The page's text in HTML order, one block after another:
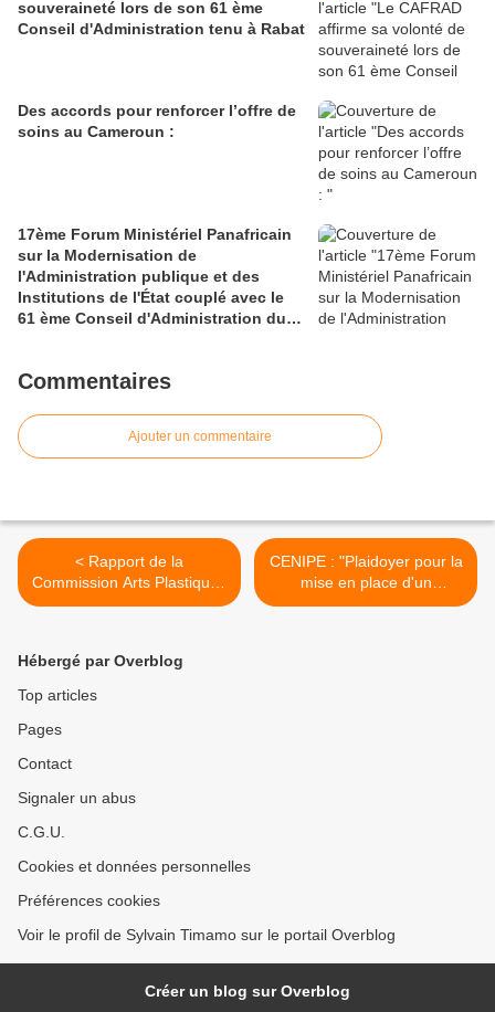
souveraineté lors de son 61 ème
Conseil d'Administration tenu à Rabat
Des accords pour renforcer l’offre de
soins au Cameroun :
17ème Forum Ministériel Panafricain
sur la Modernisation de
l'Administration publique et des
Institutions de l'État couplé avec le
61 ème Conseil d'Administration du
Commentaires
Ajouter un commentaire
< Rapport de la
Commission Arts Plastiques
et Artisanat du SIEN 2015 :
avec 15,62/20
CENIPE : "Plaidoyer pour la
mise en place d'un
mécanise d'Application, de
Hébergé par Overblog
Top articles
Pages
Contact
Signaler un abus
C.G.U.
Cookies et données personnelles
Préférences cookies
Voir le profil de Sylvain Timamo sur le portail Overblog
Créer un blog sur Overblog